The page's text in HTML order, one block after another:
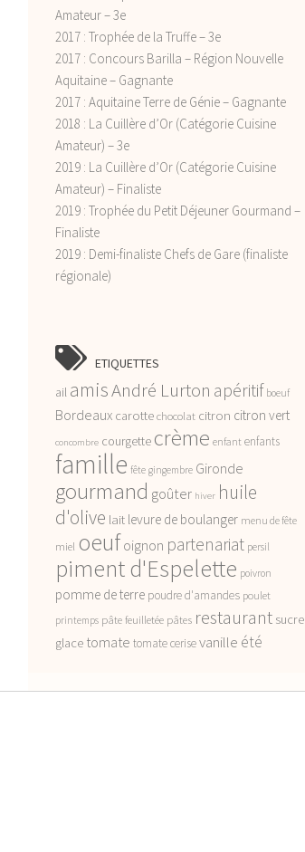
Amateur – 3e
2017 : Trophée de la Truffe – 3e
2017 : Concours Barilla – Région Nouvelle
Aquitaine – Gagnante
2017 : Aquitaine Terre de Génie – Gagnante
2018 : La Cuillère d’Or (Catégorie Cuisine
Amateur) – 3e
2019 : La Cuillère d’Or (Catégorie Cuisine
Amateur) – Finaliste
2019 : Trophée du Petit Déjeuner Gourmand –
Finaliste
2019 : Demi-finaliste Chefs de Gare (finaliste
régionale)
ETIQUETTES
ail amisAndré Lurton apéritif boeuf
Bordeaux carottechocolat citron citron vert
concombre courgette crème enfant enfants
famille fête gingembre Gironde
gourmand goûter hiver huile
d'olive lait levure de boulanger menu de fête
miel oeuf oignon partenariat persil
piment d'Espelette poivron
pomme de terre poudre d'amandes poulet
printemps pâte feuilletée pâtes restaurant sucre
glace tomate tomate cerisevanille été